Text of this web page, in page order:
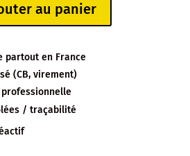
au panier
partout en France
(CB, virement)
/ traçabilité